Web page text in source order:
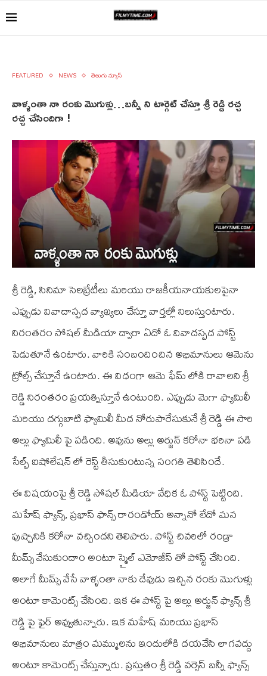
FEATURED NEWS తెలుగు న్యూస్
వాళ్ళంతా నా రంకు మొగుళ్లు…బన్నీ ని టార్గెట్ చేస్తూ శ్రీ రెడ్డి రచ్చ
రచ్చ చేసిందిగా !
శ్రీ రెడ్డి, సినిమా సెలబ్రేటీలు మరియు రాజకీయనాయకులపైనా
ఎప్పుడు వివాదాస్పద వ్యాఖ్యలు చేస్తూ వార్తల్లో నిలుస్తుంటారు.
నిరంతరం సోషల్ మీడియా ద్వారా ఏదో ఓ వివాదస్పద పోస్ట్
పెడుతూనే ఉంటారు. వారికి సంబందించిన అభిమానులు ఆమెను
ట్రోల్స్ చేస్తూనే ఉంటారు. ఈ విధంగా ఆమె ఫేమ్ లోకి రావాలని శ్రీ
రెడ్డి నిరంతరం ప్రయత్నిస్తూనే ఉంటుంది. ఎప్పుడు మెగా ఫ్యామిలీ
మరియు దగ్గుబాటి ఫ్యామిలీ మీద నోరుపారేసుకునే శ్రీ రెడ్డి ఈ సారి
అల్లు ఫ్యామిలీ పై పడింది. అవును అల్లు అర్జున్ కరోనా భరినా పడి
సేల్ఫ్ ఐషోలేషన్ లో రెస్ట్ తీసుకుంటున్న సంగతి తెలిసిందే.
ఈ విషయంపై శ్రీ రెడ్డి సోషల్ మీడియా వేధిక ఓ పోస్ట్ పెట్టింది.
మహేష్ ఫ్యాన్స్, ప్రభాస్ ఫాన్స్ రారండోయ్ అన్నానో లేదో మన
పుష్పానికి కరోనా వచ్చిందని తెలిపారు. పోస్ట్ చివరిలో రండ్రా
మీమ్స్ వేసుకుందాం అంటూ స్మైల్ ఎమోజీస్ తో పోస్ట్ చేసింది.
అలాగే మీమ్స్ వేసే వాళ్ళంతా నాకు దేవుడు ఇచ్చిన రంకు మొగుళ్లు
అంటూ కామెంట్స్ చేసింది. ఇక ఈ పోస్ట్ పై అల్లు అర్జున్ ఫ్యాన్స్ శ్రీ
రెడ్డి పై ఫైర్ అవ్వుతున్నారు. ఇక మహేష్ మరియు ప్రభాస్
అభిమానులు మాత్రం మమ్ములను ఇందులోకి దయచేసి లాగవద్దు
అంటూ కామెంట్స్ చేస్తున్నారు. ప్రస్తుతం శ్రీ రెడ్డి వర్సెస్ బన్నీ ఫ్యాన్స్